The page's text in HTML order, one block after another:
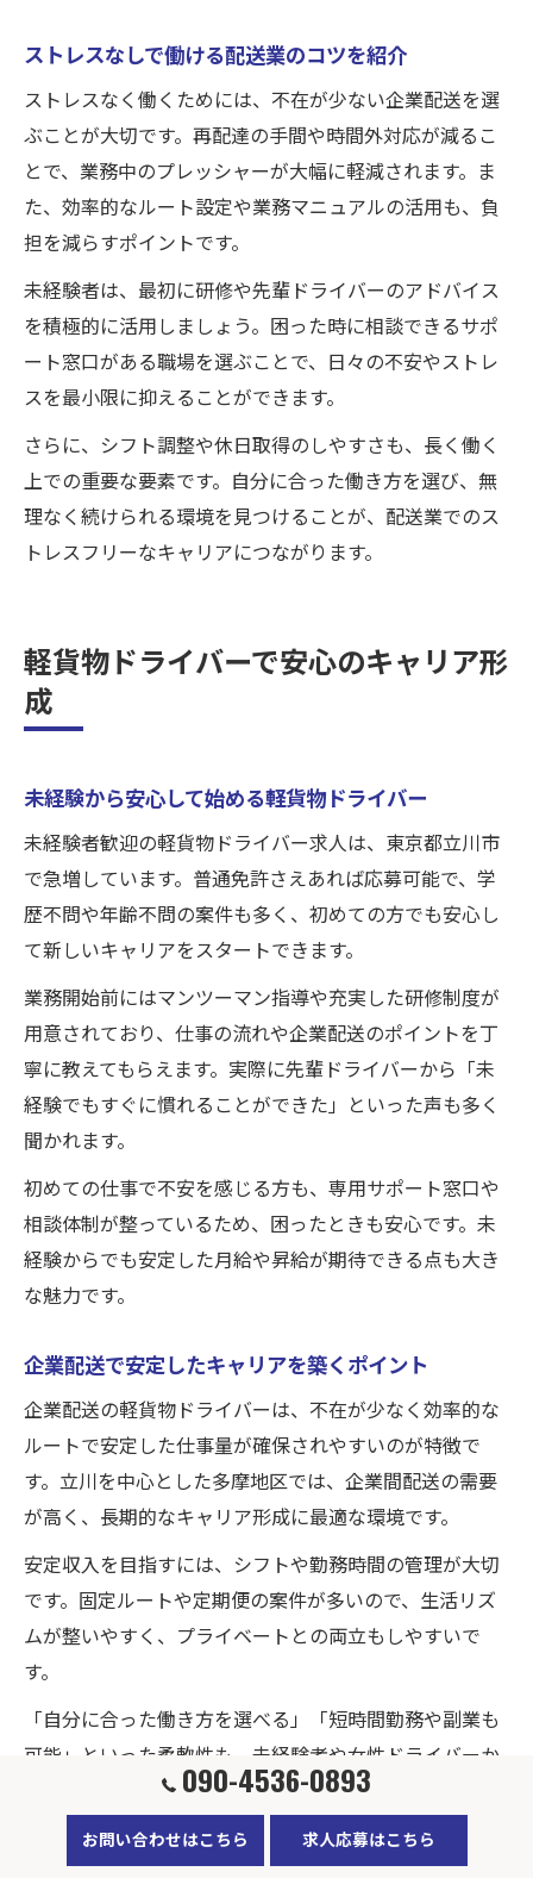
ストレスなしで働ける配送業のコツを紹介
ストレスなく働くためには、不在が少ない企業配送を選
ぶことが大切です。再配達の手間や時間外対応が減るこ
とで、業務中のプレッシャーが大幅に軽減されます。ま
た、効率的なルート設定や業務マニュアルの活用も、負
担を減らすポイントです。
未経験者は、最初に研修や先輩ドライバーのアドバイス
を積極的に活用しましょう。困った時に相談できるサポ
ート窓口がある職場を選ぶことで、日々の不安やストレ
スを最小限に抑えることができます。
さらに、シフト調整や休日取得のしやすさも、長く働く
上での重要な要素です。自分に合った働き方を選び、無
理なく続けられる環境を見つけることが、配送業でのス
トレスフリーなキャリアにつながります。
軽貨物ドライバーで安心のキャリア形
成
未経験から安心して始める軽貨物ドライバー
未経験者歓迎の軽貨物ドライバー求人は、東京都立川市
で急増しています。普通免許さえあれば応募可能で、学
歴不問や年齢不問の案件も多く、初めての方でも安心し
て新しいキャリアをスタートできます。
業務開始前にはマンツーマン指導や充実した研修制度が
用意されており、仕事の流れや企業配送のポイントを丁
寧に教えてもらえます。実際に先輩ドライバーから「未
経験でもすぐに慣れることができた」といった声も多く
聞かれます。
初めての仕事で不安を感じる方も、専用サポート窓口や
相談体制が整っているため、困ったときも安心です。未
経験からでも安定した月給や昇給が期待できる点も大き
な魅力です。
企業配送で安定したキャリアを築くポイント
企業配送の軽貨物ドライバーは、不在が少なく効率的な
ルートで安定した仕事量が確保されやすいのが特徴で
す。立川を中心とした多摩地区では、企業間配送の需要
が高く、長期的なキャリア形成に最適な環境です。
安定収入を目指すには、シフトや勤務時間の管理が大切
です。固定ルートや定期便の案件が多いので、生活リズ
ムが整いやすく、プライベートとの両立もしやすいで
す。
「自分に合った働き方を選べる」「短時間勤務や副業も
可能」といった柔軟性も、未経験者や女性ドライバーか
ら高く評価されています。企業配送は、長期的に安心し
て働きたい方におすすめです。
090-4536-0893
お問い合わせはこちら 求人応募はこちら